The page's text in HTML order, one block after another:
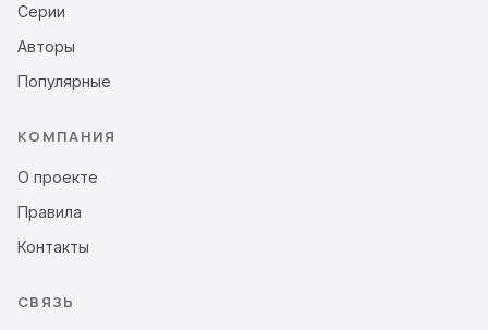
Серии
Авторы
Популярные
КОМПАНИЯ
О проекте
Правила
Контакты
СВЯЗЬ